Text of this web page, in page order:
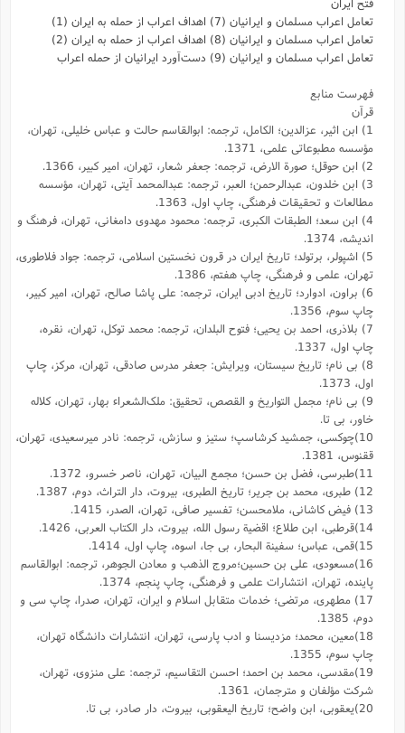
تعامل اعراب مسلمان و ایرانیان (7) اهداف اعراب از حمله به ایران (1)
تعامل اعراب مسلمان و ایرانیان (8) اهداف اعراب از حمله به ایران (2)
تعامل اعراب مسلمان و ایرانیان (9) دست‌آورد ایرانیان از حمله اعراب
فهرست منابع
قرآن
1) ابن اثیر، عزالدین؛ الکامل، ترجمه: ابوالقاسم حالت و عباس خلیلى، تهران،
مؤسسه مطبوعاتى علمى، 1371.
2) ابن حوقل؛ صورة الارض، ترجمه: جعفر شعار، تهران، امیر کبیر، 1366.
3) ابن‌ خلدون، عبد‌الرحمن؛ العبر، ترجمه: عبد‌المحمد آیتی، تهران، مؤسسه
مطالعات و تحقیقات فرهنگی، چاپ اول، 1363.
4) ابن سعد؛ الطبقات الکبری، ترجمه: محمود مهدوی دامغانی، تهران، فرهنگ و
اندیشه، 1374.
5) اشپولر، برتولد؛ تاریخ ایران در قرون نخستین اسلامی، ترجمه: جواد فلاطوری،
تهران، علمی و فرهنگی، چاپ هفتم، 1386.
6) براون، ادوارد؛ تاریخ ادبی ایران، ترجمه: علی پاشا صالح، تهران، امیر کبیر،
چاپ سوم، 1356.
7) بلاذری، احمد بن یحیی؛ فتوح البلدان، ترجمه: محمد توکل، تهران، نقره،
چاپ اول، 1337.
8) بی نام؛ تاریخ سیستان، ویرایش: جعفر مدرس صادقی، تهران، مرکز، چاپ
اول، 1373.
9) بی نام؛ مجمل التواریخ و القصص، تحقیق: ملک‌الشعراء بهار، تهران، کلاله
خاور، بى تا.
10)چوکسی، جمشید کرشاسپ؛ ستیز و سازش، ‌ترجمه: نادر میر‌سعیدی، تهران،
ققنوس، 1381.
11)طبرسی، فضل بن حسن؛ مجمع البیان، تهران، ناصر خسرو، 1372.
12) طبری، محمد بن جریر؛ تاریخ الطبری، بیروت، دار التراث، دوم، 1387.
13) فیض کاشانی، ملا‌محسن؛ تفسیر صافی، تهران، الصدر، 1415.
14)قرطبی، ابن طلاع؛ اقضیة رسول الله، بیروت، دار الکتاب العربی، 1426.
15)قمی، عباس؛ سفینة البحار، بی جا، ‌اسوه، چاپ اول، 1414.
16)مسعودی، علی بن حسین؛
مروج الذهب و معادن الجوهر، ترجمه: ابوالقاسم
پاینده، تهران، انتشارات علمى و فرهنگى، چاپ پنجم، 1374.
17) مطهری، مرتضی؛ خدمات متقابل اسلام و ایران، تهران، صدرا، چاپ سی و
دوم، 1385.
18)معین، محمد؛ مزدیسنا و ادب پارسی، تهران،‌ انتشارات دانشگاه تهران،
چاپ سوم، 1355.
19)مقدسی، محمد بن احمد؛ احسن التقاسیم، ترجمه: علی منزوی، تهران،
شرکت مؤلفان و مترجمان، 1361.
20)یعقوبى، ابن واضح؛ تاریخ الیعقوبى، بیروت، دار صادر، بی تا.